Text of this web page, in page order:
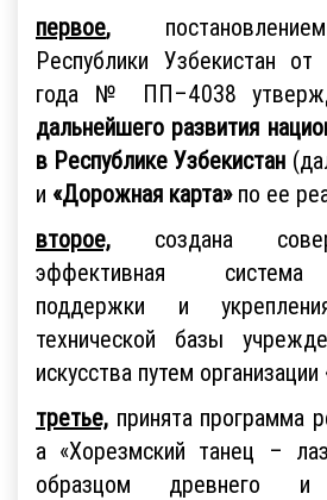
первое,
Республики Узбекистан
года № ПП–4038
дальнейшего развития
в Республике Узбекистан
и «Дорожная карта» по ее
второе, создана
эффективная система
поддержки и
технической базы
искусства путем организации
третье, принята программа
а «Хорезмский танец –
образцом древнего и